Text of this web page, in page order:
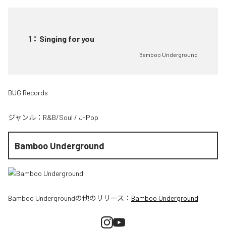
1 ： Singing for you
Bamboo Underground
BUG Records
ジャンル： R&B/Soul / J-Pop
Bamboo Underground
Bamboo Undergroundの他のリリース： Bamboo Underground